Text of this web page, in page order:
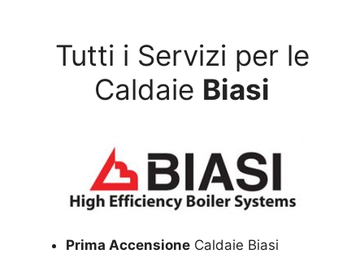
Tutti i Servizi per le
Caldaie Biasi
Prima Accensione Caldaie Biasi